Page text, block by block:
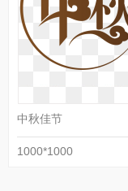
中秋佳节
1000*1000